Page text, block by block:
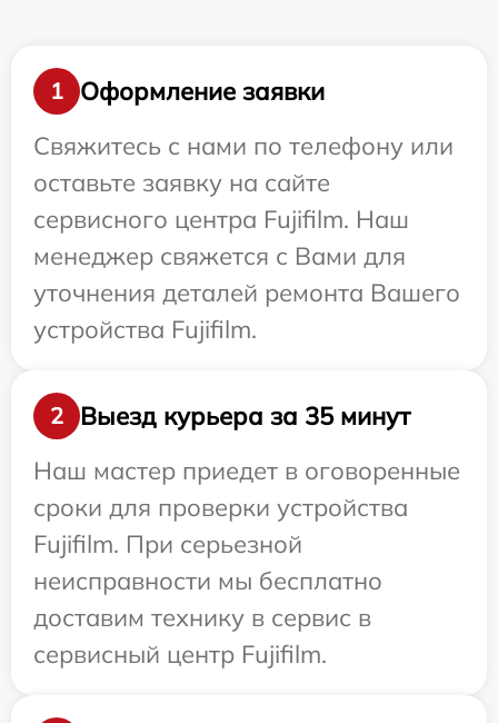
1
Оформление заявки
Свяжитесь с нами по телефону или
оставьте заявку на сайте
сервисного центра Fujifilm. Наш
менеджер свяжется с Вами для
уточнения деталей ремонта Вашего
устройства Fujifilm.
2
Выезд курьера за 35 минут
Наш мастер приедет в оговоренные
сроки для проверки устройства
Fujifilm. При серьезной
неисправности мы бесплатно
доставим технику в сервис в
сервисный центр Fujifilm.